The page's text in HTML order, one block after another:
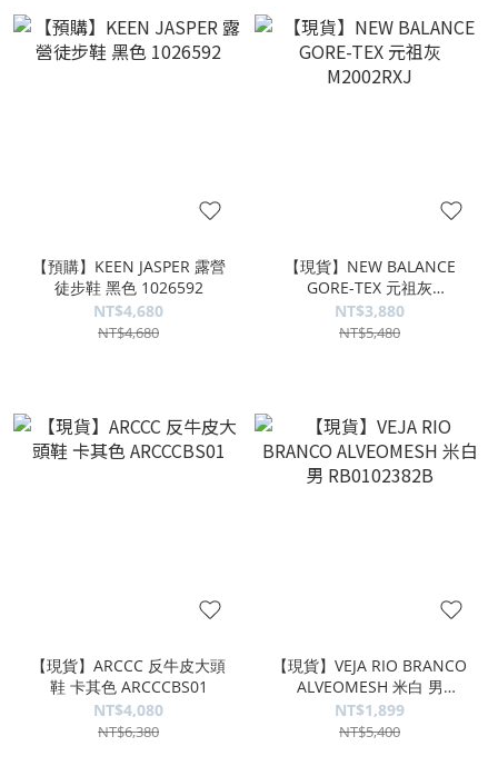
【預購】KEEN JASPER 露營
徒步鞋 黑色 1026592
NT$4,680
NT$4,680
【現貨】NEW BALANCE
GORE-TEX 元祖灰
M2002RXJ
NT$3,880
NT$5,480
【現貨】ARCCC 反牛皮大頭
鞋 卡其色 ARCCCBS01
NT$4,080
NT$6,380
【現貨】VEJA RIO BRANCO
ALVEOMESH 米白 男
RB0102382B
NT$1,899
NT$5,400